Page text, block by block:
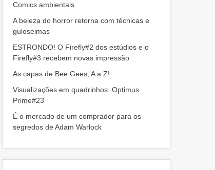
Comics ambientais
A beleza do horror retorna com técnicas e
guloseimas
ESTRONDO! O Firefly#2 dos estúdios e o
Firefly#3 recebem novas impressão
As capas de Bee Gees, A a Z!
Visualizações em quadrinhos: Optimus
Prime#23
É o mercado de um comprador para os
segredos de Adam Warlock